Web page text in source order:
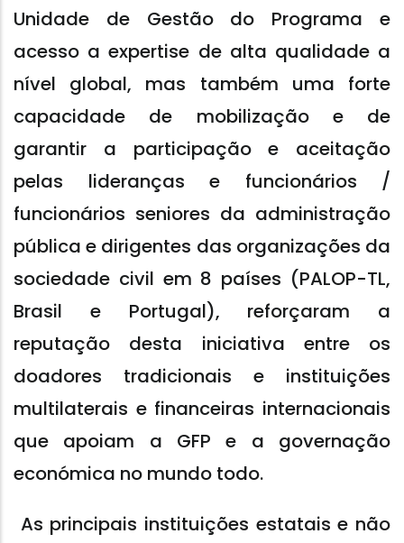
Unidade de Gestão do Programa e
acesso a expertise de alta qualidade a
nível global, mas também uma forte
capacidade de mobilização e de
garantir a participação e aceitação
pelas lideranças e funcionários /
funcionários seniores da administração
pública e dirigentes das organizações da
sociedade civil em 8 países (PALOP-TL,
Brasil e Portugal), reforçaram a
reputação desta iniciativa entre os
doadores tradicionais e instituições
multilaterais e financeiras internacionais
que apoiam a GFP e a governação
económica no mundo todo.
As principais instituições estatais e não